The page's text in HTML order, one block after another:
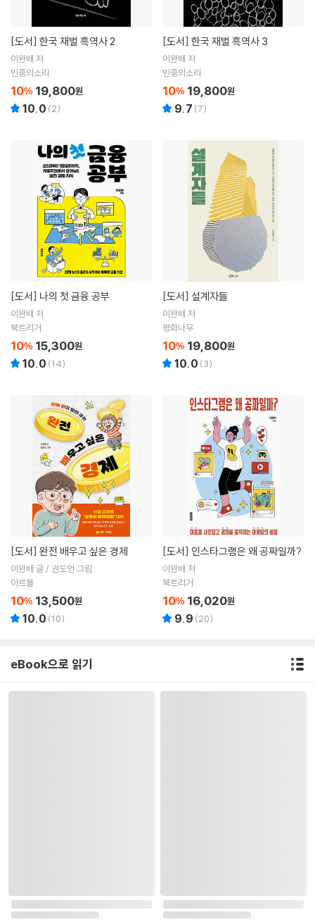
[도서] 한국 재벌 흑역사 2
이완배 저
민중의소리
10% 19,800원
10.0 (2)
[도서] 한국 재벌 흑역사 3
이완배 저
민중의소리
10% 19,800원
9.7 (7)
[도서] 나의 첫 금융 공부
이완배 저
북트리거
10% 15,300원
10.0 (14)
[도서] 설계자들
이완배 저
평화나무
10% 19,800원
10.0 (3)
[도서] 완전 배우고 싶은 경제
이완배 글 / 권도언 그림
아르볼
10% 13,500원
10.0 (10)
[도서] 인스타그램은 왜 공짜일까?
이완배 저
북트리거
10% 16,020원
9.9 (20)
eBook으로 읽기